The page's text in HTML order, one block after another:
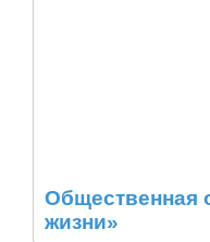
Общественная
жизни»